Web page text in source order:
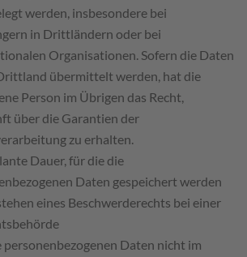
werden, insbesondere bei
in Drittländern oder bei
Organisationen. Sofern die Daten
übermittelt werden, hat die
Person im Übrigen das Recht,
über die Garantien der
zu erhalten.
Dauer, für die die
Daten gespeichert werden
eines Beschwerderechts bei einer
personenbezogenen Daten nicht im